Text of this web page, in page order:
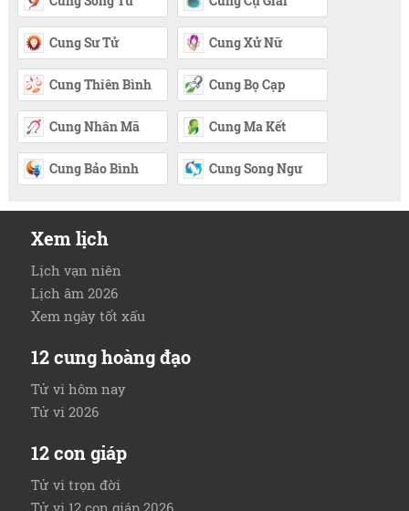
Cung Sư Tử Cung Xử Nữ
Cung Thiên Bình Cung Bọ Cạp
Cung Nhân Mã Cung Ma Kết
Cung Bảo Bình Cung Song Ngư
Xem lịch
Lịch vạn niên
Lịch âm 2026
Xem ngày tốt xấu
12 cung hoàng đạo
Tử vi hôm nay
Tử vi 2026
12 con giáp
Tử vi trọn đời
Tử vi 12 con giáp 2026